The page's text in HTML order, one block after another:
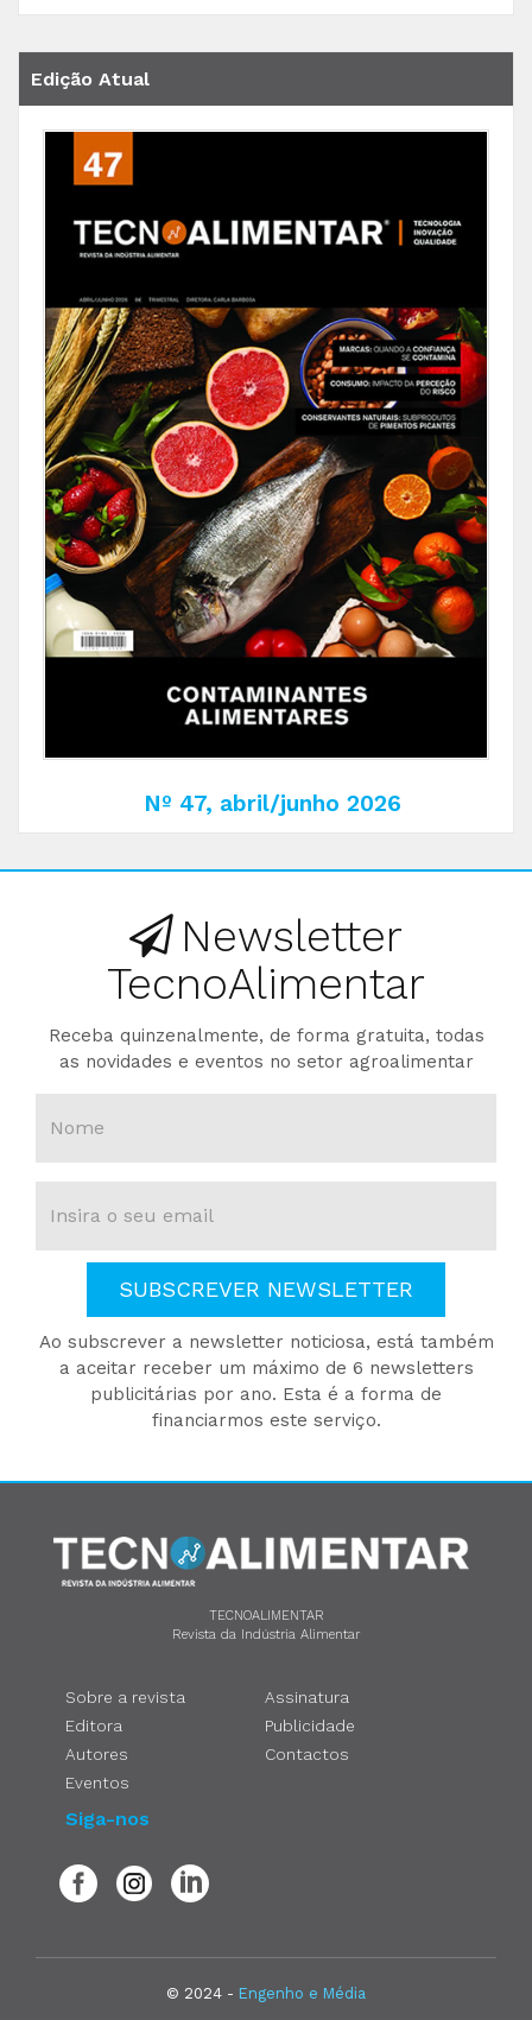
Edição Atual
Nº 47, abril/junho 2026
Newsletter
TecnoAlimentar
Receba quinzenalmente, de forma gratuita, todas
as novidades e eventos no setor agroalimentar
SUBSCREVER NEWSLETTER
Ao subscrever a newsletter noticiosa, está também
a aceitar receber um máximo de 6 newsletters
publicitárias por ano. Esta é a forma de
financiarmos este serviço.
TECNOALIMENTAR
Revista da Indústria Alimentar
Sobre a revista
Editora
Autores
Eventos
Assinatura
Publicidade
Contactos
Siga-nos
© 2024 - Engenho e Média